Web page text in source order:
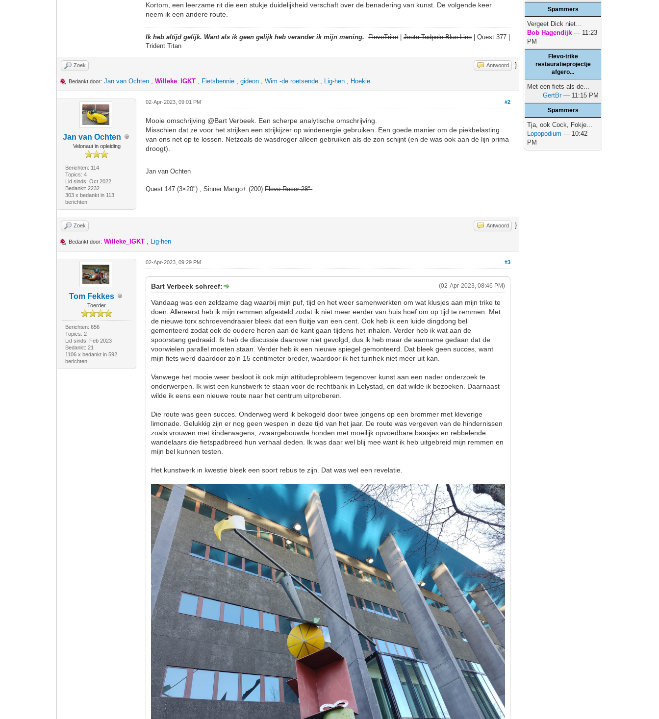
Kortom, een leerzame rit die een stukje duidelijkheid verschaft over de benadering van kunst. De volgende keer
neem ik een andere route.
Ik heb altijd gelijk. Want als ik geen gelijk heb verander ik mijn mening. FlevoTrike|Jouta Tadpole Blue Line| Quest 377 |
Trident Titan
Zoek Antwoord }
Bedankt door: Jan van Ochten ,Willeke_IGKT Fietsbennie ,gideon ,Wim -de roetsende Lig-hen Hoekie
Jan van Ochten
Velonaut in opleiding
Berichten: 114
Topics: 4
Lid sinds: Oct 2022
Bedankt: 2232
303 x bedankt in 113
berichten
#2
02-Apr-2023, 09:01 PM
Mooie omschrijving @Bart Verbeek. Een scherpe analytische omschrijving.
Misschien dat ze voor het strijken een strijkijzer op windenergie gebruiken. Een goede manier om de piekbelasting
van ons net op te lossen. Netzoals de wasdroger alleen gebruiken als de zon schijnt (en de was ook aan de lijn prima
droogt).
Jan van Ochten
Quest 147 (3×20") , Sinner Mango+ (200)Flevo-Racer 28"
Zoek Antwoord }
Bedankt door: Willeke_IGKT Lig-hen
Tom Fekkes
Toerder
Berichten: 656
Topics: 2
Lid sinds: Feb 2023
Bedankt: 21
1106 x bedankt in 592
berichten
#3
02-Apr-2023, 09:29 PM
(02-Apr-2023, 08:46 PM)
Bart Verbeek schreef:
Vandaag was een zeldzame dag waarbij mijn puf, tijd en het weer samenwerkten om wat klusjes aan mijn trike te
doen. Allereerst heb ik mijn remmen afgesteld zodat ik niet meer eerder van huis hoef om op tijd te remmen. Met
de nieuwe torx schroevendraaier bleek dat een fluitje van een cent. Ook heb ik een luide dingdong bel
gemonteerd zodat ook de oudere heren aan de kant gaan tijdens het inhalen. Verder heb ik wat aan de
spoorstang gedraaid. Ik heb de discussie daarover niet gevolgd, dus ik heb maar de aanname gedaan dat de
voorwielen parallel moeten staan. Verder heb ik een nieuwe spiegel gemonteerd. Dat bleek geen succes, want
mijn fiets werd daardoor zo'n 15 centimeter breder, waardoor ik het tuinhek niet meer uit kan.
Vanwege het mooie weer besloot ik ook mijn attitudeprobleem tegenover kunst aan een nader onderzoek te
onderwerpen. Ik wist een kunstwerk te staan voor de rechtbank in Lelystad, en dat wilde ik bezoeken. Daarnaast
wilde ik eens een nieuwe route naar het centrum uitproberen.
Die route was geen succes. Onderweg werd ik bekogeld door twee jongens op een brommer met kleverige
limonade. Gelukkig zijn er nog geen wespen in deze tijd van het jaar. De route was vergeven van de hindernissen
zoals vrouwen met kinderwagens, zwaargebouwde honden met moeilijk opvoedbare baasjes en rebbelende
wandelaars die fietspadbreed hun verhaal deden. Ik was daar wel blij mee want ik heb uitgebreid mijn remmen en
mijn bel kunnen testen.
Het kunstwerk in kwestie bleek een soort rebus te zijn. Dat was wel een revelatie.
Spammers
Vergeet Dick niet…
Bob Hagendijk — 11:23
PM
Flevo-trike
restauratieprojectje
afgero...
Met een fiets als de...
GertBr— 11:15 PM
Spammers
Tja, ook Cock, Fokje...
Lopopodium — 10:42
PM